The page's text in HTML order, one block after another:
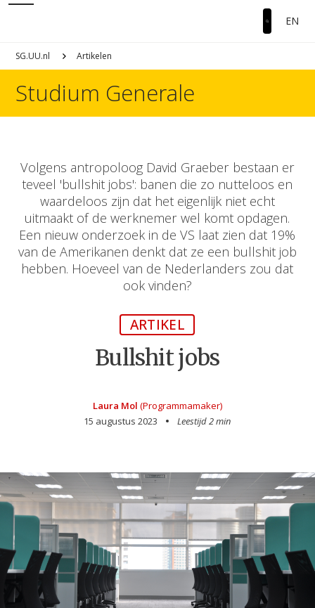
EN
SG.UU.nl Artikelen
Studium Generale
Volgens antropoloog David Graeber bestaan er
teveel 'bullshit jobs': banen die zo nutteloos en
waardeloos zijn dat het eigenlijk niet echt
uitmaakt of de werknemer wel komt opdagen.
Een nieuw onderzoek in de VS laat zien dat 19%
van de Amerikanen denkt dat ze een bullshit job
hebben. Hoeveel van de Nederlanders zou dat
ook vinden?
ARTIKEL
Bullshit jobs
Laura Mol (Programmamaker)
15 augustus 2023
Leestijd 2 min